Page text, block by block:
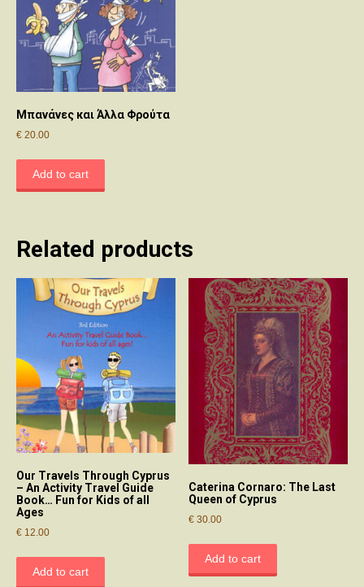
Μπανάνες και Άλλα Φρούτα
€ 20.00
Add to cart
Related products
Our Travels Through Cyprus
– An Activity Travel Guide
Book… Fun for Kids of all
Ages
€ 12.00
Add to cart
Caterina Cornaro: The Last
Queen of Cyprus
€ 30.00
Add to cart